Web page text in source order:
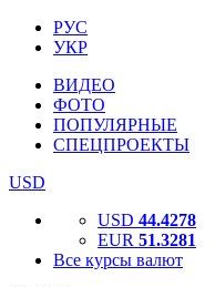
РУС
УКР
ВИДЕО
ФОТО
ПОПУЛЯРНЫЕ
СПЕЦПРОЕКТЫ
USD
USD 44.4278
EUR 51.3281
Все курсы валют